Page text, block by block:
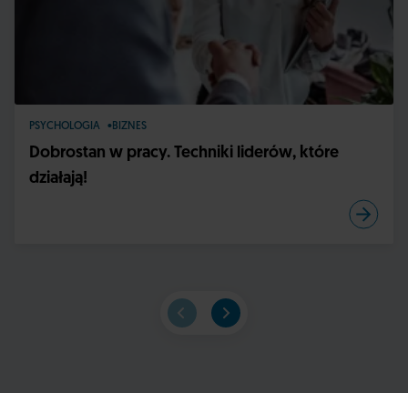
PSYCHOLOGIA BIZNES
Dobrostan w pracy. Techniki liderów, które
działają!